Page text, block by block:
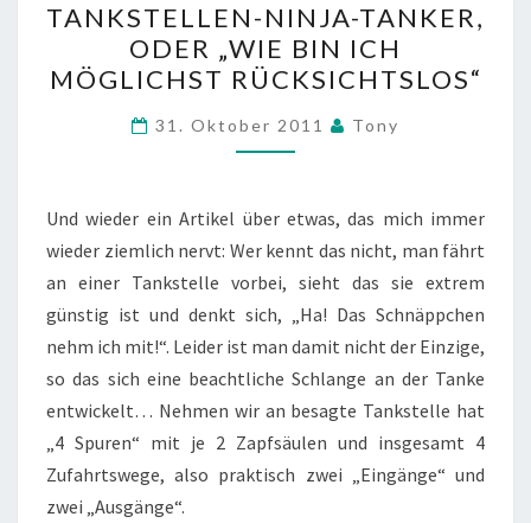
NINJA-
TANKER,
ODER
„WIE
BIN
MÖGLICHST
RÜCKSICHTSLOS“
TANKSTELLEN-NINJA-TANKER,
ODER „WIE BIN ICH
MÖGLICHST RÜCKSICHTSLOS“
31. Oktober 2011 Tony
Und wieder ein Artikel über etwas, das mich immer
wieder ziemlich nervt: Wer kennt das nicht, man fährt
an einer Tankstelle vorbei, sieht das sie extrem
günstig ist und denkt sich, „Ha! Das Schnäppchen
nehm ich mit!“. Leider ist man damit nicht der Einzige,
so das sich eine beachtliche Schlange an der Tanke
entwickelt… Nehmen wir an besagte Tankstelle hat
„4 Spuren“ mit je 2 Zapfsäulen und insgesamt 4
Zufahrtswege, also praktisch zwei „Eingänge“ und
zwei „Ausgänge“.